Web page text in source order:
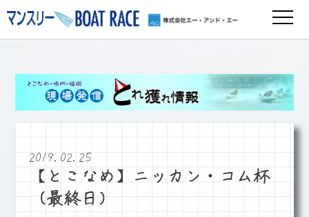
2019.02.25
【とこなめ】ニッカン・コム杯
（最終日）